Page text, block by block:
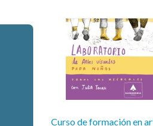
Curso de formación en